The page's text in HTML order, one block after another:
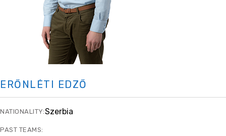
ERŐNLÉTI EDZŐ
NATIONALITY:Szerbia
PAST TEAMS: